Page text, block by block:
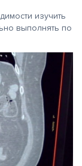
изучить
выполнять по